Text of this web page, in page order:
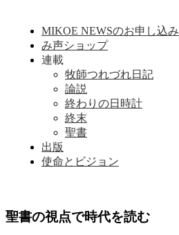
MIKOE NEWSのお申し込み
み声ショップ
連載
牧師つれづれ日記
論説
終わりの日時計
終末
聖書
出版
使命とビジョン
聖書の視点で時代を読む